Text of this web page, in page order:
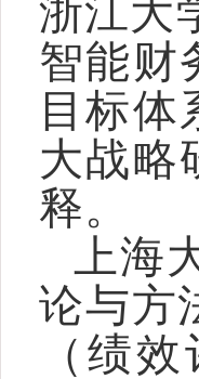
浙江大
智能财
目标体
大战略
释。
上海
论与方
（绩